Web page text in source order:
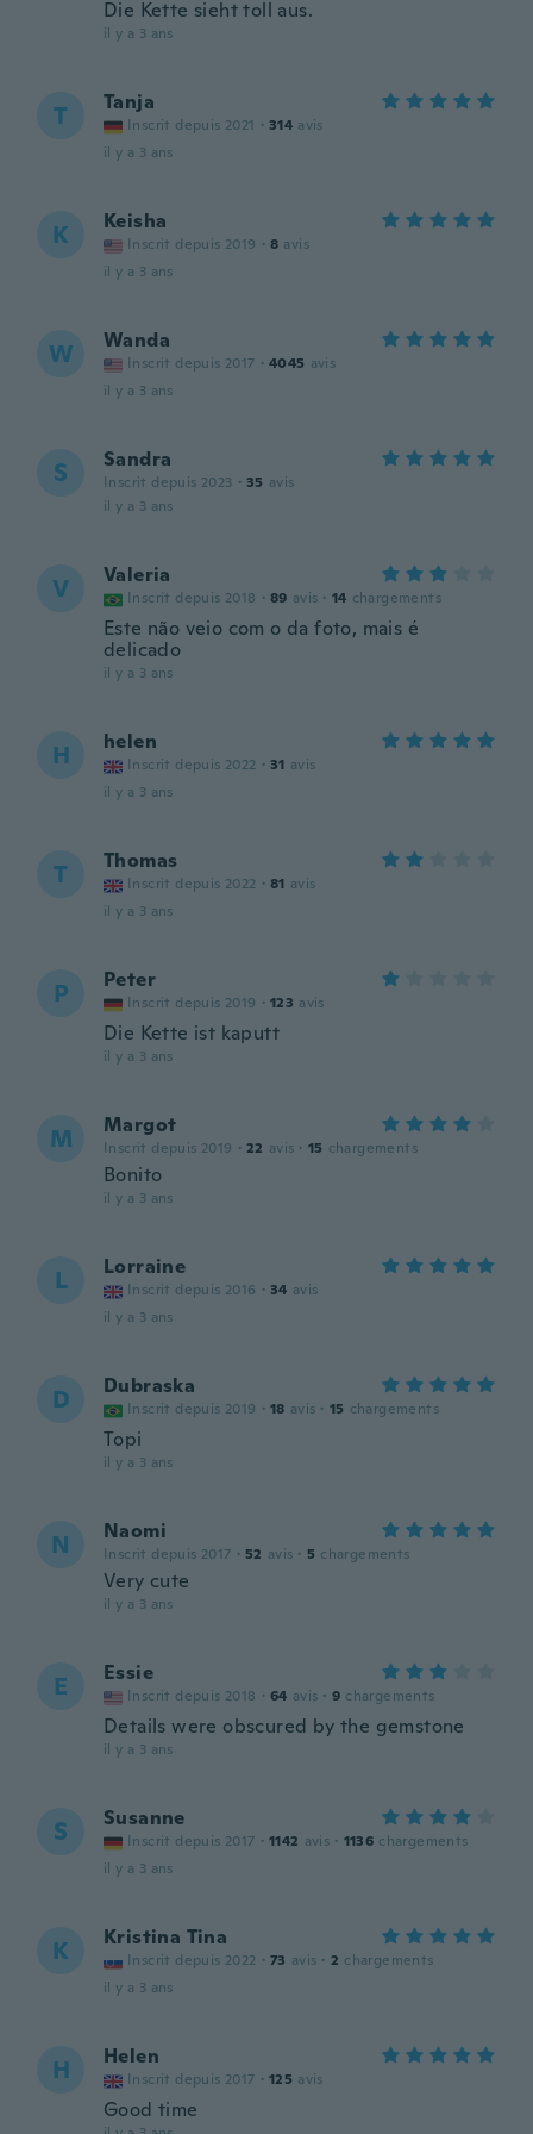
Die Kette sieht toll aus.
il y a 3 ans
T Tanja
Inscrit depuis 2021 · 314 avis
il y a 3 ans
K Keisha
Inscrit depuis 2019 · 8 avis
il y a 3 ans
W Wanda
Inscrit depuis 2017 · 4045 avis
il y a 3 ans
S Sandra
Inscrit depuis 2023 · 35 avis
il y a 3 ans
V Valeria
Inscrit depuis 2018 · 89 avis · 14 chargements
Este não veio com o da foto, mais é
delicado
il y a 3 ans
H helen
Inscrit depuis 2022 · 31 avis
il y a 3 ans
T Thomas
Inscrit depuis 2022 · 81 avis
il y a 3 ans
P Peter
Inscrit depuis 2019 · 123 avis
Die Kette ist kaputt
il y a 3 ans
M Margot
Inscrit depuis 2019 · 22 avis · 15 chargements
Bonito
il y a 3 ans
L Lorraine
Inscrit depuis 2016 · 34 avis
il y a 3 ans
D Dubraska
Inscrit depuis 2019 · 18 avis · 15 chargements
Topi
il y a 3 ans
N Naomi
Inscrit depuis 2017 · 52 avis · 5 chargements
Very cute
il y a 3 ans
E Essie
Inscrit depuis 2018 · 64 avis · 9 chargements
Details were obscured by the gemstone
il y a 3 ans
S Susanne
Inscrit depuis 2017 · 1142 avis · 1136 chargements
il y a 3 ans
K Kristina Tina
Inscrit depuis 2022 · 73 avis · 2 chargements
il y a 3 ans
H Helen
Inscrit depuis 2017 · 125 avis
Good time